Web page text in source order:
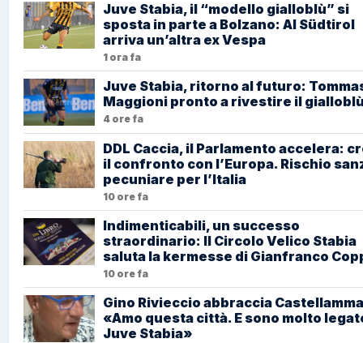
Juve Stabia, il “modello gialloblù” si
sposta in parte a Bolzano: Al Südtirol
arriva un’altra ex Vespa
1 ora fa
Juve Stabia, ritorno al futuro:
Maggioni pronto a rivestire il
4 ore fa
DDL Caccia, il Parlamento accelera:
il confronto con l’Europa. Rischio
pecuniare per l’Italia
10 ore fa
Indimenticabili, un successo
straordinario: Il Circolo Velico Stabia
saluta la kermesse di Gianfranco
10 ore fa
Gino Rivieccio abbraccia
«Amo questa città. E sono molto
Juve Stabia»